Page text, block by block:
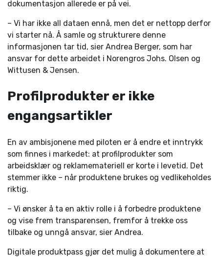
dokumentasjon allerede er på vei.
– Vi har ikke all dataen ennå, men det er nettopp derfor
vi starter nå. Å samle og strukturere denne
informasjonen tar tid, sier Andrea Berger, som har
ansvar for dette arbeidet i Norengros Johs. Olsen og
Wittusen & Jensen.
Profilprodukter er ikke
engangsartikler
En av ambisjonene med piloten er å endre et inntrykk
som finnes i markedet: at profilprodukter som
arbeidsklær og reklamemateriell er korte i levetid. Det
stemmer ikke – når produktene brukes og vedlikeholdes
riktig.
– Vi ønsker å ta en aktiv rolle i å forbedre produktene
og vise frem transparensen, fremfor å trekke oss
tilbake og unngå ansvar, sier Andrea.
Digitale produktpass gjør det mulig å dokumentere at